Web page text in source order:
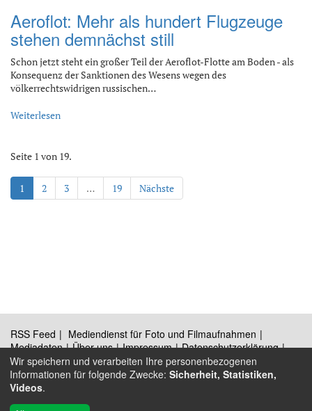
Aeroflot: Mehr als hundert Flugzeuge
stehen demnächst still
Schon jetzt steht ein großer Teil der Aeroflot-Flotte am Boden - als
Konsequenz der Sanktionen des Wesens wegen des
völkerrechtswidrigen russischen…
Weiterlesen
Seite 1 von 19.
1 2 3 … 19 Nächste
RSS Feed
Mediendienst für Foto und Filmaufnahmen
Mediadaten
Über uns Impressum
Datenschutzerklärung
Kontakt
Wir speichern und verarbeiten Ihre personenbezogenen
Informationen für folgende Zwecke: Sicherheit, Statistiken,
Videos.